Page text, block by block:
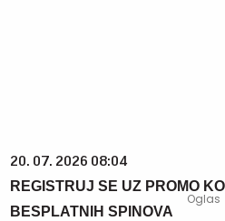
20. 07. 2026 08:04
REGISTRUJ SE UZ PROMO
BESPLATNIH SPINOVA